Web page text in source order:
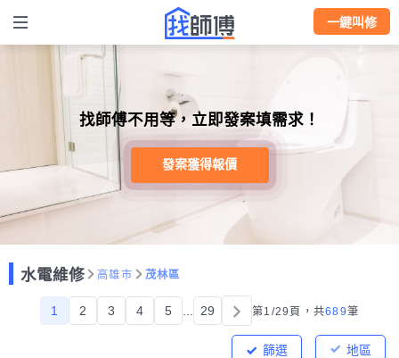
一鍵叫修
找師傅不用等，立即發案填需求！
發案獲得報價
水電維修 高雄市 茂林區
1 2 3 4 5 29 第1/29頁， 共689筆
地區
篩選